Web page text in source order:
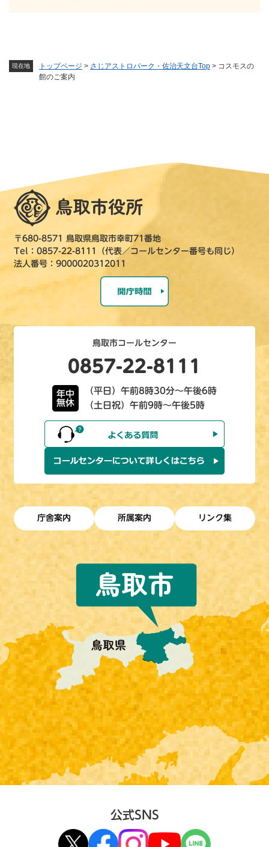
現在地 トップページ > さじアストロパーク・佐治天文台Top > コスモスの
館のご案内
〒680-8571 鳥取県鳥取市幸町71番地
Tel：0857-22-8111（代表／コールセンター番号も同じ）
法人番号：9000020312011
鳥取市コールセンター
0857-22-8111
年中
無休
（平日）午前8時30分～午後6時
（土日祝）午前9時～午後5時
庁舎案内 所属案内 リンク集
公式SNS